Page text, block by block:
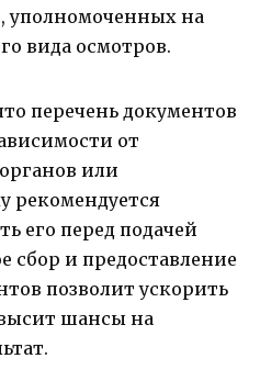
уполномоченных на
вида осмотров.
перечень документов
от
или
рекомендуется
его перед подачей
сбор и предоставление
позволит ускорить
шансы на